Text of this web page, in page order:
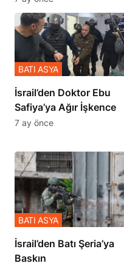
İsrail’den Doktor Ebu
Safiya’ya Ağır İşkence
BATI ASYA
7 ay önce
​​​​​​​İsrail’den Batı Şeria’ya
Baskın
BATI ASYA